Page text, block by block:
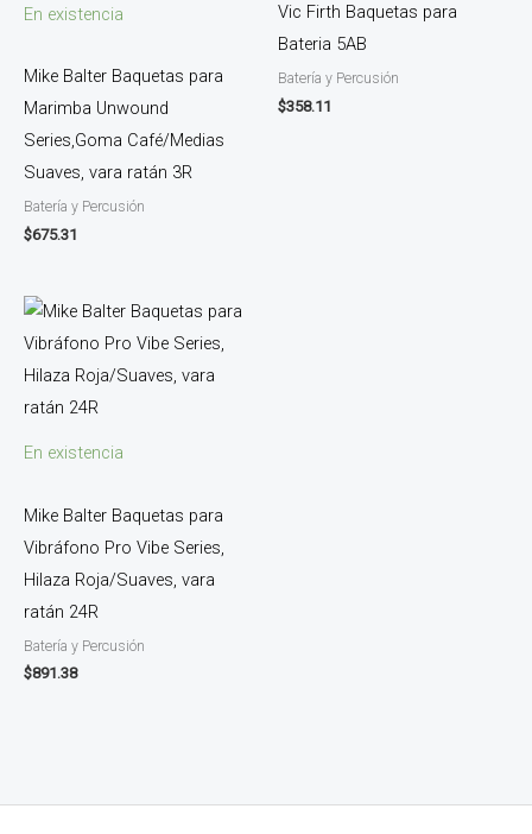
En existencia
Mike Balter Baquetas para
Marimba Unwound
Series,Goma Café/Medias
Suaves, vara ratán 3R
Batería y Percusión
$675.31
Vic Firth Baquetas para
Bateria 5AB
Batería y Percusión
$358.11
En existencia
Mike Balter Baquetas para
Vibráfono Pro Vibe Series,
Hilaza Roja/Suaves, vara
ratán 24R
Batería y Percusión
$891.38